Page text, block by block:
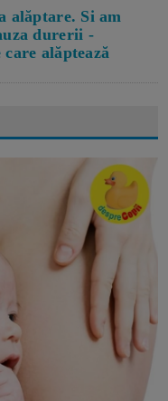
alăptare. Si am
durerii -
alăptează